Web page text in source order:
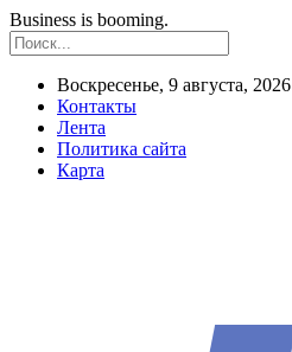
Business is booming.
Воскресенье, 9 августа, 2026
Контакты
Лента
Политика сайта
Карта